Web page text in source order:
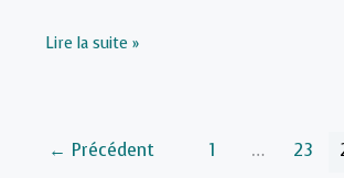
Comprendre
local
Lire la suite »
← Précédent 1 … 23